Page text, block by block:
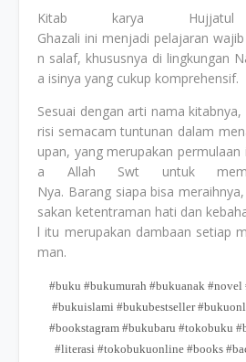
Kitab karya
Ghazali ini menjadi pelajaran
n salaf, khususnya di lingkungan
a isinya yang cukup komprehensif.
Sesuai dengan arti nama
risi semacam tuntunan dalam
upan, yang merupakan
a Allah Swt untuk
Nya. Barang siapa bisa
sakan ketentraman hati dan
l itu merupakan dambaan setiap
man.
#buku #bukumurah #bukuanak
#bukuislami #bukubestseller
#bookstagram #bukubaru #tokobuku
#literasi #tokobukuonline #books